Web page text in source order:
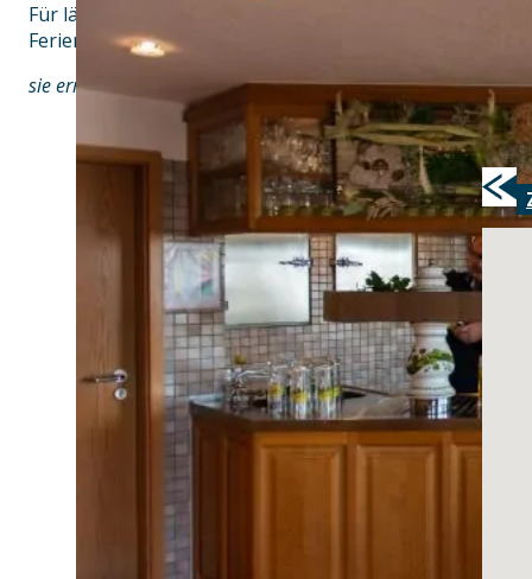
Für längere Aufenthalte bieten wir moderne
Ferienwohnungen mit einer kinderfreudlichen
sie erreichen uns auch auf facebook:https://